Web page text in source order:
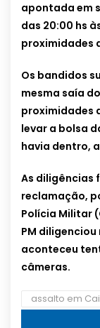
apontada em
das 20:00 hs
proximidades
Os bandidos
mesma saía
proximidades
levar a bolsa
havia dentro,
As diligências
reclamação,
Polícia Militar
PM
aconteceu
câmeras.
assalto em